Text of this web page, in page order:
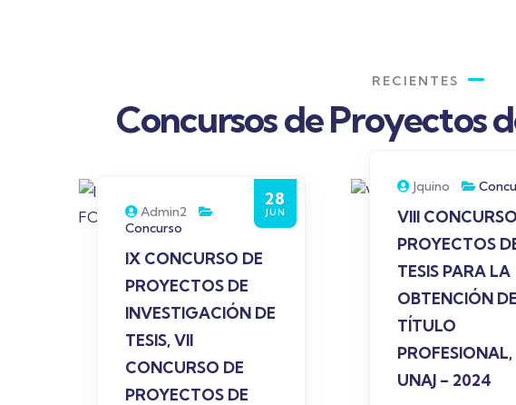
RECIENTES
Concursos de Proyectos
28
JUN
Admin2
Concurso
IX CONCURSO DE
PROYECTOS DE
INVESTIGACIÓN DE
TESIS, VII
CONCURSO DE
PROYECTOS DE
Jquino
VIII
PROYECTOS
TESIS PARA LA
OBTENCIÓN
TÍTULO
PROFESIONAL,
UNAJ – 2024